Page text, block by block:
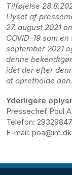
Tilføjelse
I lyset af
27. august 2021
COVID-19 som
september 2021
denne
idet der efter
at opretholde den.
Yderligere
Pressechef Poul
Telefon: 29329847
E-mail: poa@im.dk